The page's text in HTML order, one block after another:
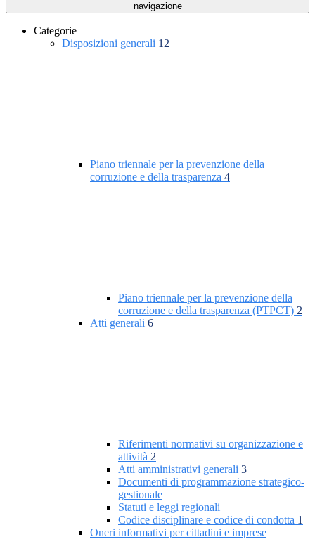
navigazione
Categorie
Disposizioni generali 12
Piano triennale per la prevenzione della
corruzione e della trasparenza 4
Piano triennale per la prevenzione della
corruzione e della trasparenza (PTPCT) 2
Atti generali 6
Riferimenti normativi su organizzazione e
attività 2
Atti amministrativi generali 3
Documenti di programmazione strategico-
gestionale
Statuti e leggi regionali
Codice disciplinare e codice di condotta 1
Oneri informativi per cittadini e imprese